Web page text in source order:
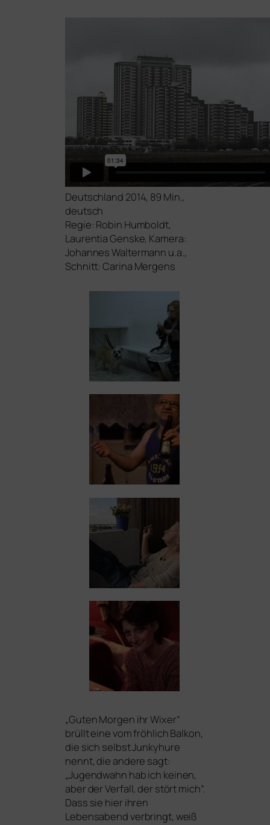
Deutschland 2014, 89 Min.,
deutsch
Regie: Robin Humboldt,
Laurentia Genske, Kamera:
Johannes Waltermann u.a.,
Schnitt: Carina Mergens
„Guten Morgen ihr Wixer”
brüllt eine vom fröh­lich Balkon,
die sich selbst Junkyhure
nennt, die ande­re sagt:
„Jugendwahn hab ich kei­nen,
aber der Verfall, der stört mich”.
Dass sie hier ihren
Lebensabend ver­bringt, weiß